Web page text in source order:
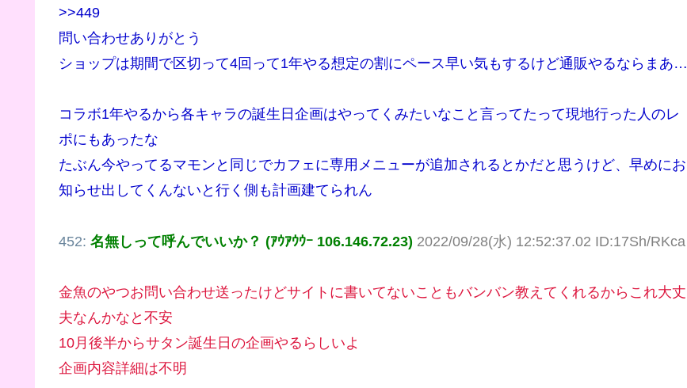
>>449
問い合わせありがとう
ショップは期間で区切って4回って1年やる想定の割にペース早い気もするけど通販やるならまあ…
コラボ1年やるから各キャラの誕生日企画はやってくみたいなこと言ってたって現地行った人のレ
ポにもあったな
たぶん今やってるマモンと同じでカフェに専用メニューが追加されるとかだと思うけど、早めにお
知らせ出してくんないと行く側も計画建てられん
452: 名無しって呼んでいいか？ (ｱｳｱｳｳｰ 106.146.72.23) 2022/09/28(水) 12:52:37.02 ID:17Sh/RKca
金魚のやつお問い合わせ送ったけどサイトに書いてないこともバンバン教えてくれるからこれ大丈
夫なんかなと不安
10月後半からサタン誕生日の企画やるらしいよ
企画内容詳細は不明